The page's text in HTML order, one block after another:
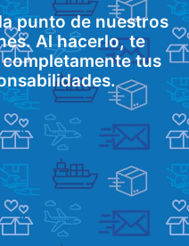
punto de nuestros
Al hacerlo, te
tus